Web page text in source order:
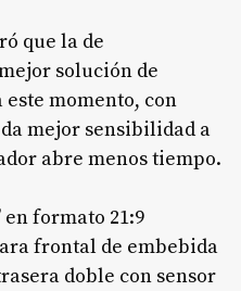
que la de
solución de
momento, con
mejor sensibilidad a
abre menos tiempo.
formato 21:9
frontal de embebida
doble con sensor